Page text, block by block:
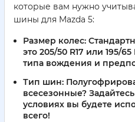
которые вам нужно
шины для Mazda 5:
Размер колес:
это 205/50 R17 или 195/
типа вождения и
Тип шин:
всесезонные?
условиях вы будете
всего!